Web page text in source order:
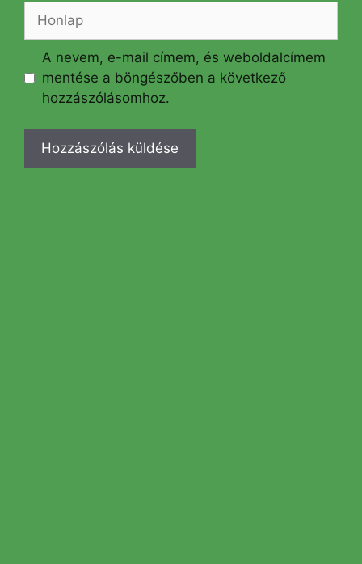
Honlap
A nevem, e-mail címem, és weboldalcímem
mentése a böngészőben a következő
hozzászólásomhoz.